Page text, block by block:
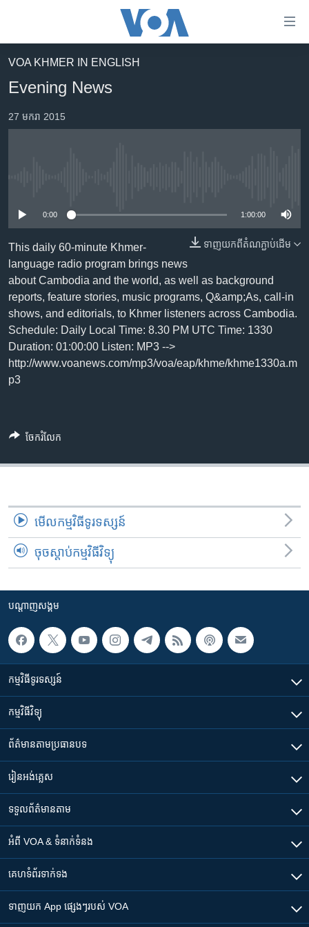
គេហទំព័រ​
រំលង​
និង​
ចូល​
រំលង​
និង​
ចូល​
ទៅ​
ទំព័រ​
រចនា
សម្ព័ន្ធ​
រំលង​
និង​
ចូល​
ស្វែង​
អន្តរជាតិ
អាមេរិក
ព្រឹត្តិការណ៍ព័ត៌មាន
ទូរទស្សន៍ / វីដេអូ​
វិទ្យុ / ផតខាសថ៍
កម្មវិធីទាំងអស់
Khmer English
បណ្តាញ​សង្គម
ភាសា
VOA KHMER IN ENGLISH
Evening News
27 មករា 2015
0:00 1:00:00
ទាញ​យក​ពី​តំណភ្ជាប់​ដើម
This daily 60-minute Khmer-
language radio program brings news
about Cambodia and the world, as well as background
reports, feature stories, music programs, Q&amp;As, call-in
shows, and editorials, to Khmer listeners across Cambodia.
Schedule: Daily Local Time: 8.30 PM UTC Time: 1330
Duration: 01:00:00 Listen: MP3 -->
http://www.voanews.com/mp3/voa/eap/khme/khme1330a.m
p3
ចែករំលែក
មើល​កម្មវិធី​ទូរទស្សន៍
ចុចស្តាប់កម្មវិធីវិទ្យុ
បណ្តាញ​សង្គម
កម្មវិធី​ទូរទស្សន៍
កម្មវិធី​វិទ្យុ
ព័ត៌មាន​តាមប្រធានបទ​
រៀន​​អង់គ្លេស
ទទួល​ព័ត៌មាន​តាម
អំពី​ VOA & ទំនាក់ទំនង
គេហទំព័រ​​ទាក់ទង
ទាញយក​ App ផ្សេងៗ​របស់​ VOA